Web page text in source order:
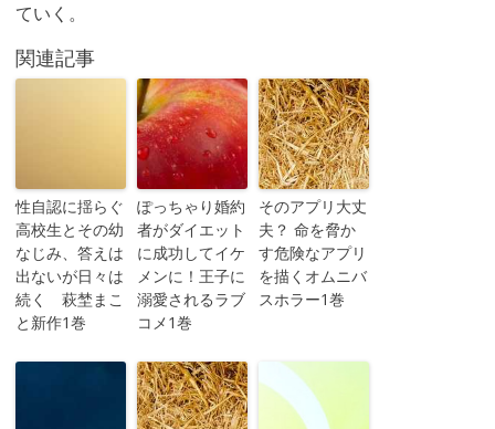
ていく。
関連記事
性自認に揺らぐ
高校生とその幼
なじみ、答えは
出ないが日々は
続く 萩埜まこ
と新作1巻
ぽっちゃり婚約
者がダイエット
に成功してイケ
メンに！王子に
溺愛されるラブ
コメ1巻
そのアプリ大丈
夫？ 命を脅か
す危険なアプリ
を描くオムニバ
スホラー1巻